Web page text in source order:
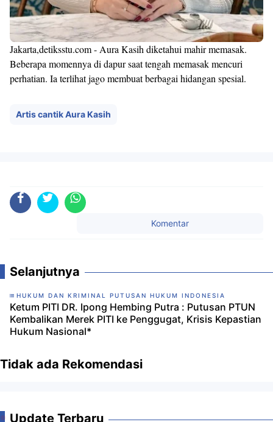
Jakarta,detiksstu.com - Aura Kasih diketahui mahir memasak.
Beberapa momennya di dapur saat tengah memasak mencuri
perhatian. Ia terlihat jago membuat berbagai hidangan spesial.
Artis cantik Aura Kasih
Komentar
Selanjutnya
HUKUM DAN KRIMINAL PUTUSAN HUKUM INDONESIA
Ketum PITI DR. Ipong Hembing Putra : Putusan PTUN
Kembalikan Merek PITI ke Penggugat, Krisis Kepastian
Hukum Nasional*
Tidak ada Rekomendasi
Update Terbaru